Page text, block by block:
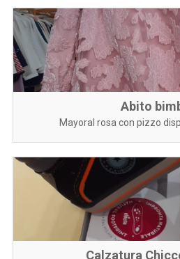
Abito
Mayoral rosa con pizzo
Calzatura